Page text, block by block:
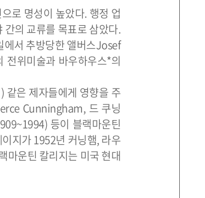
로 명성이 높았다. 행정 업
의 교류를 목표로 삼았다.
에서 추방당한 앨버스Josef
위미술과 바우하우스*의
은 제자들에게 영향을 주
Cunningham, 드 쿠닝
등이 블랙마운틴
지가 1952년 커닝햄, 라우
마운틴 칼리지는 미국 현대